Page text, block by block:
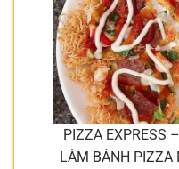
PIZZA EXPRESS
LÀM BÁNH PIZZA